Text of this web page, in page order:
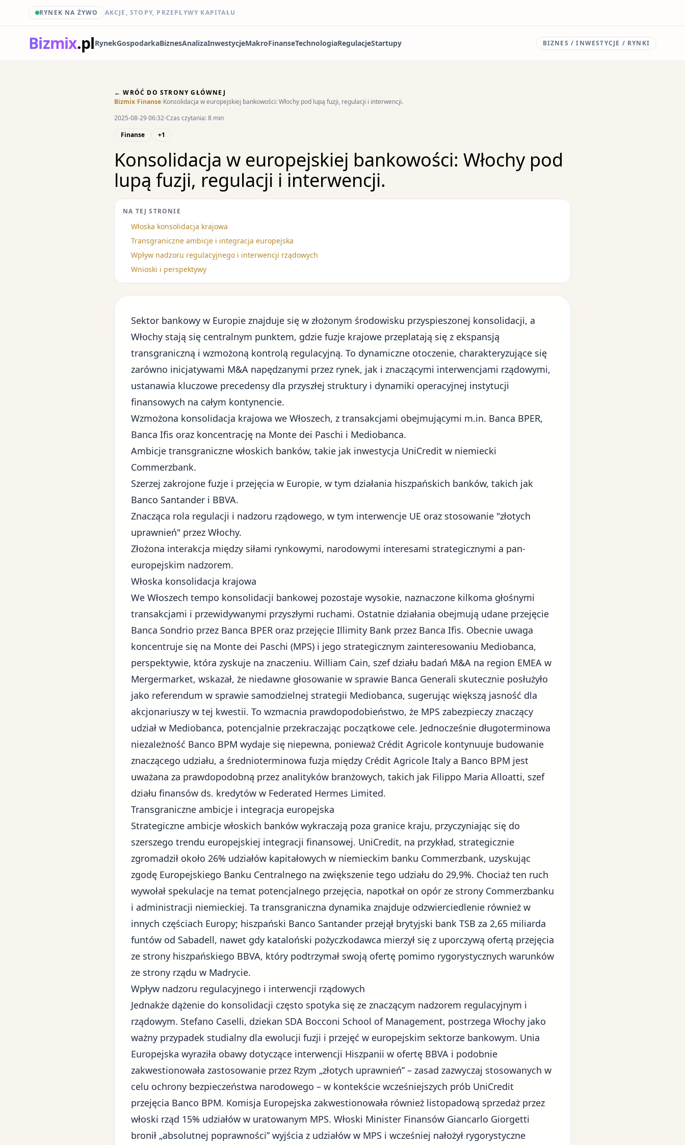
RYNEK NA ŻYWO AKCJE, STOPY, PRZEPŁYWY KAPITAŁU
Bizmix.plRynekGospodarkaBiznesAnalizaInwestycjeMakroFinanseTechnologiaRegulacjeStartupy BIZNES / INWESTYCJE / RYNKI
← WRÓĆ DO STRONY GŁÓWNEJ
Bizmix/Finanse/Konsolidacja w europejskiej bankowości: Włochy pod lupą fuzji, regulacji i interwencji.
2025-08-29 06:32 Czas czytania: 8 min
Finanse
+1
Konsolidacja w europejskiej bankowości: Włochy pod
lupą fuzji, regulacji i interwencji.
NA TEJ STRONIE
Włoska konsolidacja krajowa
Transgraniczne ambicje i integracja europejska
Wpływ nadzoru regulacyjnego i interwencji rządowych
Wnioski i perspektywy
Sektor bankowy w Europie znajduje się w złożonym środowisku przyspieszonej konsolidacji, a
Włochy stają się centralnym punktem, gdzie fuzje krajowe przeplatają się z ekspansją
transgraniczną i wzmożoną kontrolą regulacyjną. To dynamiczne otoczenie, charakteryzujące się
zarówno inicjatywami M&A napędzanymi przez rynek, jak i znaczącymi interwencjami rządowymi,
ustanawia kluczowe precedensy dla przyszłej struktury i dynamiki operacyjnej instytucji
finansowych na całym kontynencie.
Wzmożona konsolidacja krajowa we Włoszech, z transakcjami obejmującymi m.in. Banca BPER,
Banca Ifis oraz koncentrację na Monte dei Paschi i Mediobanca.
Ambicje transgraniczne włoskich banków, takie jak inwestycja UniCredit w niemiecki
Commerzbank.
Szerzej zakrojone fuzje i przejęcia w Europie, w tym działania hiszpańskich banków, takich jak
Banco Santander i BBVA.
Znacząca rola regulacji i nadzoru rządowego, w tym interwencje UE oraz stosowanie "złotych
uprawnień" przez Włochy.
Złożona interakcja między siłami rynkowymi, narodowymi interesami strategicznymi a pan-
europejskim nadzorem.
Włoska konsolidacja krajowa
We Włoszech tempo konsolidacji bankowej pozostaje wysokie, naznaczone kilkoma głośnymi
transakcjami i przewidywanymi przyszłymi ruchami. Ostatnie działania obejmują udane przejęcie
Banca Sondrio przez Banca BPER oraz przejęcie Illimity Bank przez Banca Ifis. Obecnie uwaga
koncentruje się na Monte dei Paschi (MPS) i jego strategicznym zainteresowaniu Mediobanca,
perspektywie, która zyskuje na znaczeniu. William Cain, szef działu badań M&A na region EMEA w
Mergermarket, wskazał, że niedawne głosowanie w sprawie Banca Generali skutecznie posłużyło
jako referendum w sprawie samodzielnej strategii Mediobanca, sugerując większą jasność dla
akcjonariuszy w tej kwestii. To wzmacnia prawdopodobieństwo, że MPS zabezpieczy znaczący
udział w Mediobanca, potencjalnie przekraczając początkowe cele. Jednocześnie długoterminowa
niezależność Banco BPM wydaje się niepewna, ponieważ Crédit Agricole kontynuuje budowanie
znaczącego udziału, a średnioterminowa fuzja między Crédit Agricole Italy a Banco BPM jest
uważana za prawdopodobną przez analityków branżowych, takich jak Filippo Maria Alloatti, szef
działu finansów ds. kredytów w Federated Hermes Limited.
Transgraniczne ambicje i integracja europejska
Strategiczne ambicje włoskich banków wykraczają poza granice kraju, przyczyniając się do
szerszego trendu europejskiej integracji finansowej. UniCredit, na przykład, strategicznie
zgromadził około 26% udziałów kapitałowych w niemieckim banku Commerzbank, uzyskując
zgodę Europejskiego Banku Centralnego na zwiększenie tego udziału do 29,9%. Chociaż ten ruch
wywołał spekulacje na temat potencjalnego przejęcia, napotkał on opór ze strony Commerzbanku
i administracji niemieckiej. Ta transgraniczna dynamika znajduje odzwierciedlenie również w
innych częściach Europy; hiszpański Banco Santander przejął brytyjski bank TSB za 2,65 miliarda
funtów od Sabadell, nawet gdy kataloński pożyczkodawca mierzył się z uporczywą ofertą przejęcia
ze strony hiszpańskiego BBVA, który podtrzymał swoją ofertę pomimo rygorystycznych warunków
ze strony rządu w Madrycie.
Wpływ nadzoru regulacyjnego i interwencji rządowych
Jednakże dążenie do konsolidacji często spotyka się ze znaczącym nadzorem regulacyjnym i
rządowym. Stefano Caselli, dziekan SDA Bocconi School of Management, postrzega Włochy jako
ważny przypadek studialny dla ewolucji fuzji i przejęć w europejskim sektorze bankowym. Unia
Europejska wyraziła obawy dotyczące interwencji Hiszpanii w ofertę BBVA i podobnie
zakwestionowała zastosowanie przez Rzym „złotych uprawnień” – zasad zazwyczaj stosowanych w
celu ochrony bezpieczeństwa narodowego – w kontekście wcześniejszych prób UniCredit
przejęcia Banco BPM. Komisja Europejska zakwestionowała również listopadową sprzedaż przez
włoski rząd 15% udziałów w uratowanym MPS. Włoski Minister Finansów Giancarlo Giorgetti
bronił „absolutnej poprawności” wyjścia z udziałów w MPS i wcześniej nałożył rygorystyczne